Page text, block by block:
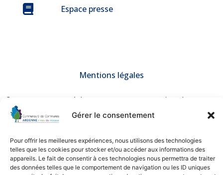
Gérer le consentement
Pour offrir les meilleures expériences, nous utilisons des technologies
telles que les cookies pour stocker et/ou accéder aux informations des
appareils. Le fait de consentir à ces technologies nous permettra de traiter
des données telles que le comportement de navigation ou les ID uniques
Espace presse
Mentions légales
© 2025 Communauté de Communes ARDENNE rives de meuse –
Une création deBGF Communication